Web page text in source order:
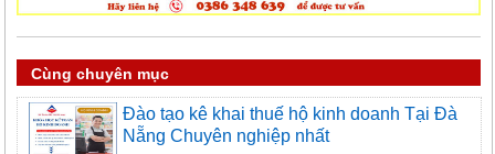
Cùng chuyên mục
Đào tạo kê khai thuế hộ kinh doanh Tại Đà
Nẵng Chuyên nghiệp nhất